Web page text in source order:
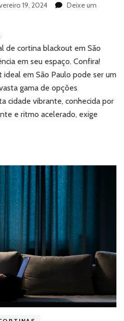
19, 2024
Deixe um
de cortina blackout em São
em seu espaço. Confira!
ideal em São Paulo pode ser um
gama de opções
cidade vibrante, conhecida por
e ritmo acelerado, exige